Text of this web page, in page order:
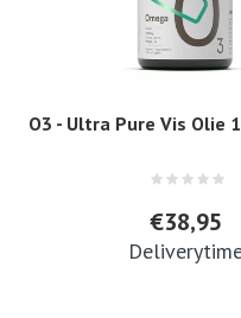
O3 - Ultra Pure Vis Olie
€38,95